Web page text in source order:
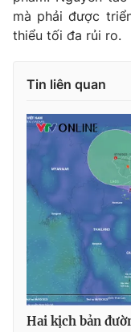
Ðiện thoại Thời báo
Email: toasoan@vtv.vn
® Cấm sao chép
thuận bằng văn bản.
thông tin từ website
mà phải được
thiểu tối đa rủi ro.
Tin liên quan
Hai kịch bản